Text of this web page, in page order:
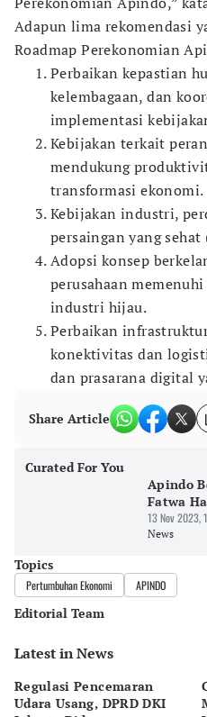
Adapun lima rekomendasi
Roadmap Perekonomian
Perbaikan kepastian
kelembagaan, dan
implementasi
Kebijakan terkait
mendukung
transformasi ekonomi.
Kebijakan industri,
persaingan yang sehat
Adopsi konsep
perusahaan
industri hijau.
Perbaikan
konektivitas dan
dan prasarana digital
Share Article
Curated For You
Apindo
Fatwa
13 Nov 2023,
News
Topics
Pertumbuhan Ekonomi APINDO
Editorial Team
Editor
Editor
Latest in News
Regulasi Pencemaran
Udara Usang, DPRD DKI